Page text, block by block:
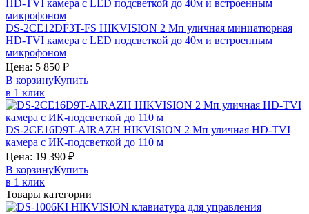
DS-2CE12DF3T-FS HIKVISION 2 Мп уличная миниатюрная
HD-TVI камера с LED подсветкой до 40м и встроенным
микрофоном
Цена: 5 850 ₽
В корзинуКупить
в 1 клик
DS-2CE16D9T-AIRAZH HIKVISION 2 Мп уличная HD-TVI
камера с ИК-подсветкой до 110 м
Цена: 19 390 ₽
В корзинуКупить
в 1 клик
Товары категории